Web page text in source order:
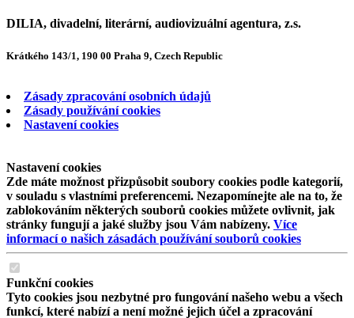
DILIA, divadelní, literární, audiovizuální agentura, z.s.
Krátkého 143/1, 190 00 Praha 9, Czech Republic
Zásady zpracování osobních údajů
Zásady používání cookies
Nastavení cookies
Nastavení cookies
Zde máte možnost přizpůsobit soubory cookies podle kategorií,
v souladu s vlastními preferencemi. Nezapomínejte ale na to, že
zablokováním některých souborů cookies můžete ovlivnit, jak
stránky fungují a jaké služby jsou Vám nabízeny. Více
informací o našich zásadách používání souborů cookies
Funkční cookies
Tyto cookies jsou nezbytné pro fungování našeho webu a všech
funkcí, které nabízí a není možné jejich účel a zpracování